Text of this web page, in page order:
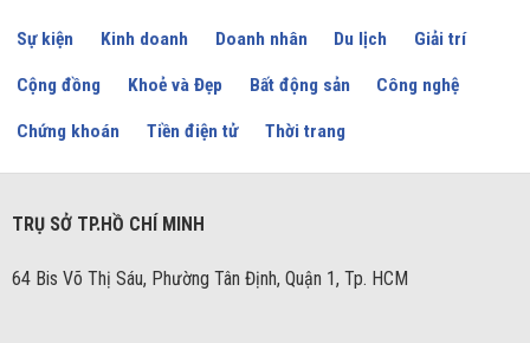
Sự kiện Kinh doanh Doanh nhân Du lịch Giải trí
Cộng đồng Khoẻ và Đẹp Bất động sản Công nghệ
Chứng khoán Tiền điện tử Thời trang
TRỤ SỞ TP.HỒ CHÍ MINH
64 Bis Võ Thị Sáu, Phường Tân Định, Quận 1, Tp. HCM